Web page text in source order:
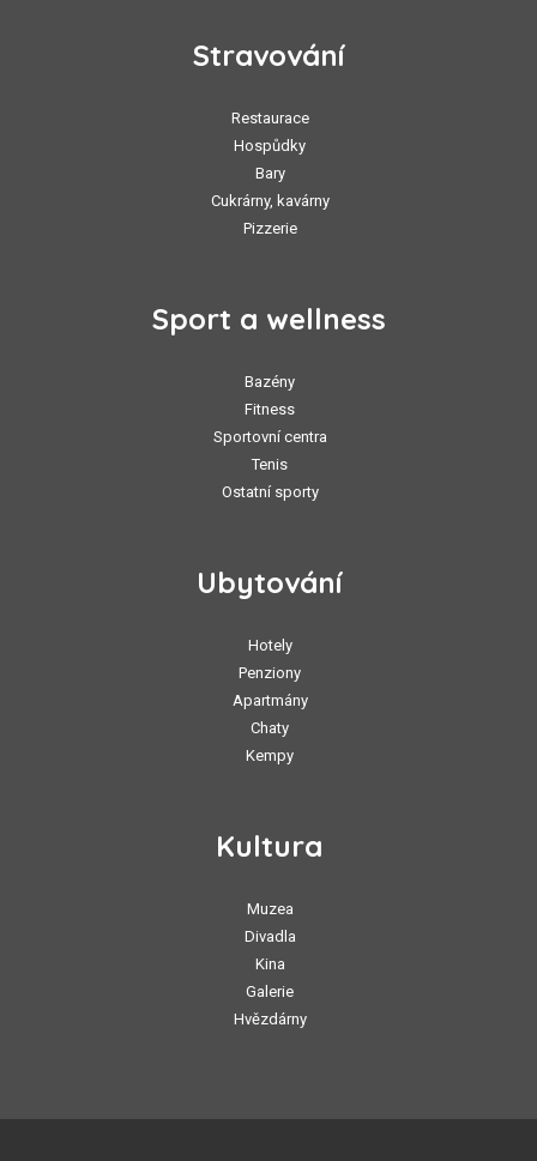
Stravování
Restaurace
Hospůdky
Bary
Cukrárny, kavárny
Pizzerie
Sport a wellness
Bazény
Fitness
Sportovní centra
Tenis
Ostatní sporty
Ubytování
Hotely
Penziony
Apartmány
Chaty
Kempy
Kultura
Muzea
Divadla
Kina
Galerie
Hvězdárny